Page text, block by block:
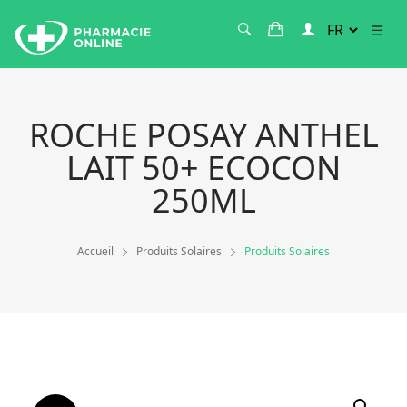
ROCHE POSAY ANTHEL
LAIT 50+ ECOCON
250ML
Accueil Produits Solaires Produits Solaires